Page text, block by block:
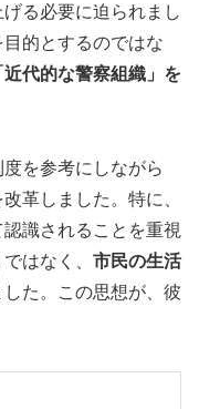
る必要に迫られまし
的とするのではな
代的な警察組織」を
を参考にしながら
革しました。特に、
識されることを重視
はなく、 市民の生活
た。この思想が、彼